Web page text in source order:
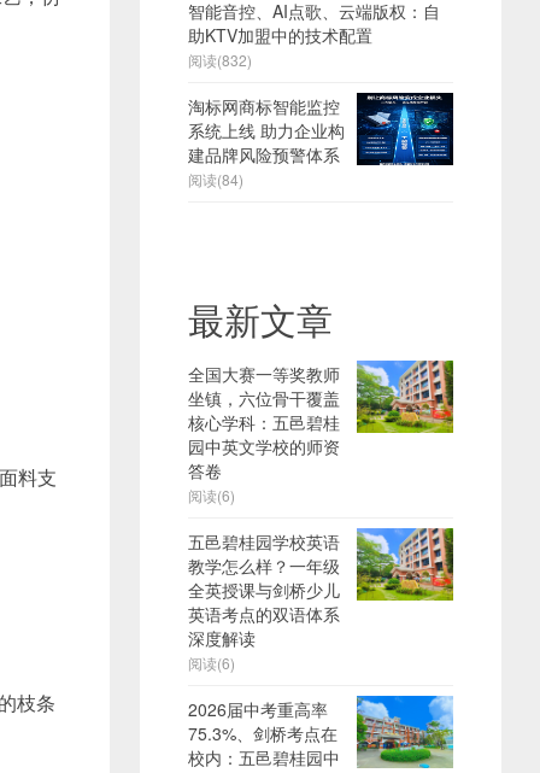
料支
枝条
智能音控、AI点歌、云端版权：自
助KTV加盟中的技术配置
阅读(832)
淘标网商标智能监控
系统上线 助力企业构
建品牌风险预警体系
阅读(84)
最新文章
全国大赛一等奖教师
坐镇，六位骨干覆盖
核心学科：五邑碧桂
园中英文学校的师资
答卷
阅读(6)
五邑碧桂园学校英语
教学怎么样？一年级
全英授课与剑桥少儿
英语考点的双语体系
深度解读
阅读(6)
2026届中考重高率
75.3%、剑桥考点在
校内：五邑碧桂园中